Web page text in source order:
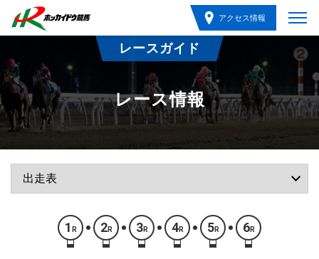
アクセス情報
レースガイド
レース情報
1 R 2R 3R 4R 5R 6R